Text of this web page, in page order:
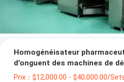
Homogénéisateur
d'onguent des machines de
de 15 kilowatts
Prix：$12,000.00 - $40,000.00/